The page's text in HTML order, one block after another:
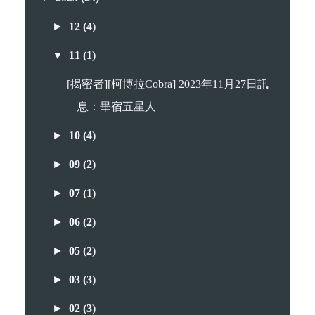
► 12(4)
▼ 11(1)
[揭密者][柯博拉Cobra] 2023年11月27日訊
息：畢宿五星人
► 10(4)
►09(2)
►07(1)
►06(2)
►05(2)
►03(3)
►02(3)